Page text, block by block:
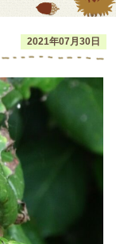
2021年07月30日